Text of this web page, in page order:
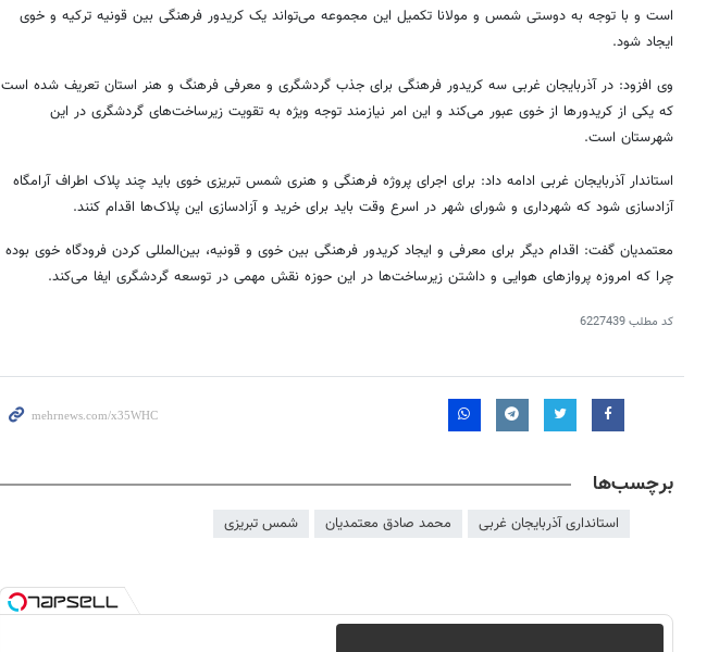
است و با توجه به دوستی شمس و مولانا تکمیل این مجموعه می‌تواند یک کریدور فرهنگی بین قونیه ترکیه و خوی
ایجاد شود.
وی افزود: در آذربایجان غربی سه کریدور فرهنگی برای جذب گردشگری و معرفی فرهنگ و هنر استان تعریف شده است
که یکی از کریدورها از خوی عبور می‌کند و این امر نیازمند توجه ویژه به تقویت زیرساخت‌های گردشگری در این
شهرستان است.
استاندار آذربایجان غربی ادامه داد: برای اجرای پروژه فرهنگی و هنری شمس تبریزی خوی باید چند پلاک اطراف آرامگاه
آزادسازی شود که شهرداری و شورای شهر در اسرع وقت باید برای خرید و آزادسازی این پلاک‌ها اقدام کنند.
معتمدیان گفت: اقدام دیگر برای معرفی و ایجاد کریدور فرهنگی بین خوی و قونیه، بین‌المللی کردن فرودگاه خوی بوده
چرا که امروزه پروازهای هوایی و داشتن زیرساخت‌ها در این حوزه نقش مهمی در توسعه گردشگری ایفا می‌کند.
کد مطلب6227439
برچسب‌ها
استانداری آذربایجان غربی محمد صادق معتمدیان شمس تبریزی